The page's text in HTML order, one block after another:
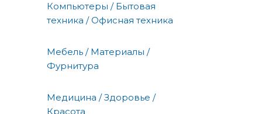
Компьютеры / Бытовая
техника / Офисная техника
Мебель / Материалы /
Фурнитура
Медицина / Здоровье /
Красота